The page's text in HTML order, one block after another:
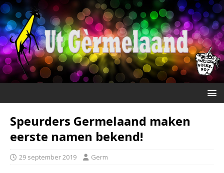
Speurders Germelaand maken
eerste namen bekend!
29 september 2019 Germ